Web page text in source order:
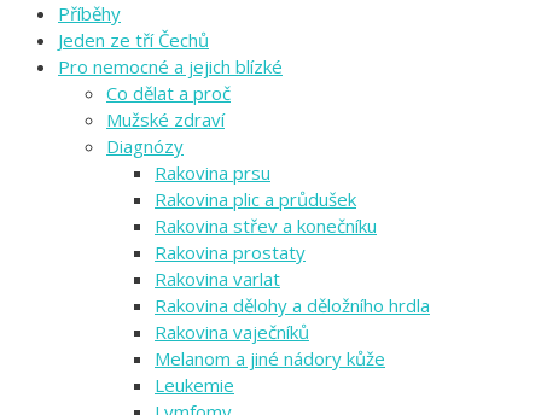
Příběhy
Jeden ze tří Čechů
Pro nemocné a jejich blízké
Co dělat a proč
Mužské zdraví
Diagnózy
Rakovina prsu
Rakovina plic a průdušek
Rakovina střev a konečníku
Rakovina prostaty
Rakovina varlat
Rakovina dělohy a děložního hrdla
Rakovina vaječníků
Melanom a jiné nádory kůže
Leukemie